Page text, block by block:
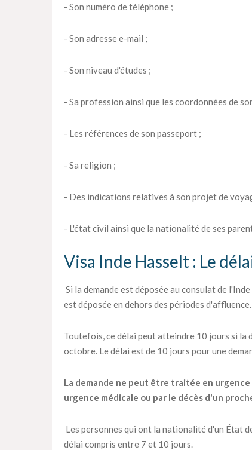
- Son numéro de téléphone ;
- Son adresse e-mail ;
- Son niveau d'études ;
- Sa profession ainsi que les coordonnées de
- Les références de son passeport ;
- Sa religion ;
- Des indications relatives à son projet de
- L'état civil ainsi que la nationalité de ses
Visa Inde Hasselt : Le
Si la demande est déposée au consulat de
est déposée en dehors des périodes d'affluence.
Toutefois, ce délai peut atteindre 10 jours si la
octobre. Le délai est de 10 jours pour une
La demande ne peut être traitée en
urgence médicale ou par le décès d'un
Les personnes qui ont la nationalité d'un État
délai compris entre 7 et 10 jours.